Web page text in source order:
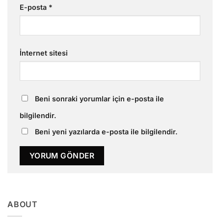
E-posta *
İnternet sitesi
Beni sonraki yorumlar için e-posta ile
bilgilendir.
Beni yeni yazılarda e-posta ile bilgilendir.
ABOUT